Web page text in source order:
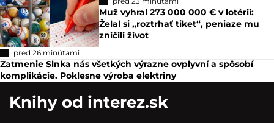
Muž vyhral 273 000 000 € v lotérii:
Želal si „roztrhať tiket“, peniaze mu
zničili život
pred 26 minútami
Zatmenie Slnka nás všetkých výrazne ovplyvní a spôsobí
komplikácie. Poklesne výroba elektriny
Knihy od interez.sk